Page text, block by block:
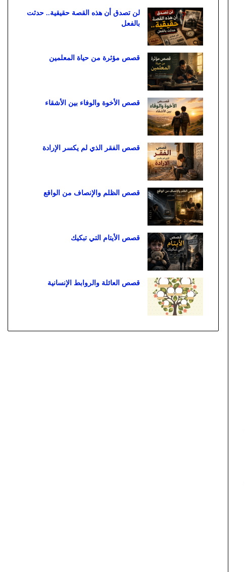
لن تصدق أن هذه القصة حقيقية.. حدثت
بالفعل
قصص مؤثرة من حياة المعلمين
قصص الأخوة والوفاء بين الأشقاء
قصص الفقر الذي لم يكسر الإرادة
قصص الظلم والإنصاف من الواقع
قصص الأيتام التي تبكيك
قصص العائلة والروابط الإنسانية